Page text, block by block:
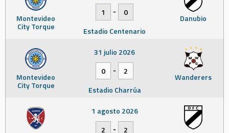
Montevideo
City Torque
Danubio
1
-
0
Estadio Centenario
Montevideo
City Torque
Wanderers
31 julio 2026
0
-
2
Estadio Charrúa
1 agosto 2026
2
- 2